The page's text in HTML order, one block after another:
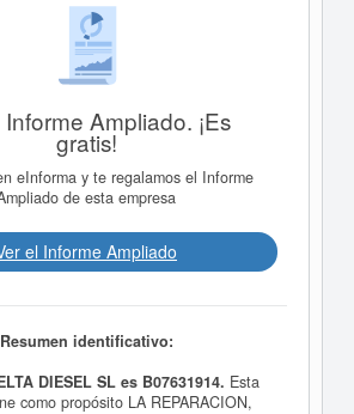
Ampliado. ¡Es
gratis!
eInforma y te regalamos el Informe
de esta empresa
el Informe Ampliado
Resumen identificativo:
DIESEL SL es B07631914. Esta
como propósito LA REPARACION,